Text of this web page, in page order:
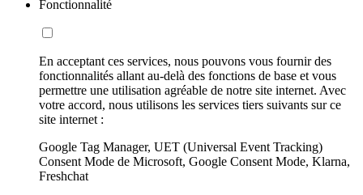
Fonctionnalité
En acceptant ces services, nous pouvons vous fournir des
fonctionnalités allant au-delà des fonctions de base et vous
permettre une utilisation agréable de notre site internet. Avec
votre accord, nous utilisons les services tiers suivants sur ce
site internet :
Google Tag Manager, UET (Universal Event Tracking)
Consent Mode de Microsoft, Google Consent Mode, Klarna,
Freshchat